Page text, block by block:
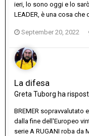
ieri, lo sono oggi e lo
LEADER, è una cosa che
September 20, 2022
La difesa
Greta Tuborg ha
BREMER sopravvalutato
dalla fine dell'Europeo
serie A RUGANI roba da